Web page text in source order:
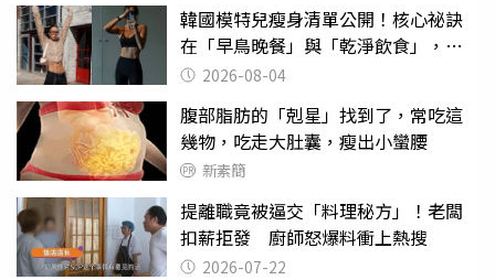
韓國模特兒瘦身清單公開！核心祕訣
在「早鳥晚餐」與「乾淨飲食」，親
授局部消贅肉運動
2026-08-04
腹部脂肪的「剋星」找到了，常吃這
幾物，吃走大肚囊，瘦出小蠻腰
新素簡
提離職竟被逼交「料理秘方」！老闆
扣薪拒發 廚師怒爆料衝上熱搜
2026-07-22